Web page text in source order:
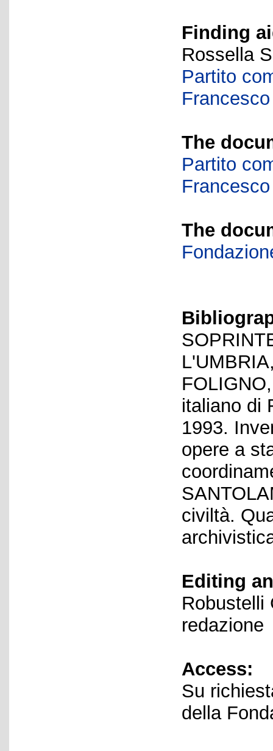
Finding
Rossella
Partito
The
Partito
The
italiano di
1993.
opere a
civiltà.
Editing
Robustelli
redazione
Access:
Su
della